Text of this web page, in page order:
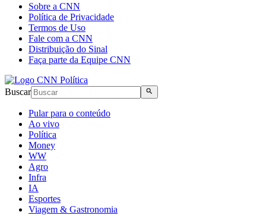
Sobre a CNN
Política de Privacidade
Termos de Uso
Fale com a CNN
Distribuição do Sinal
Faça parte da Equipe CNN
Buscar
Pular para o conteúdo
Ao vivo
Política
Money
WW
Agro
Infra
IA
Esportes
Viagem & Gastronomia